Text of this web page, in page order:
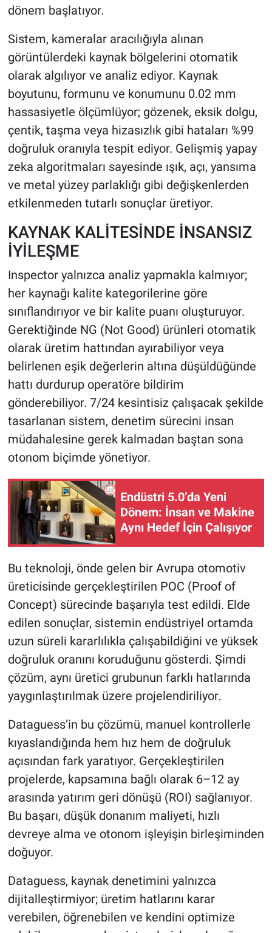
dönem başlatıyor.
Sistem, kameralar aracılığıyla alınan
görüntülerdeki kaynak bölgelerini otomatik
olarak algılıyor ve analiz ediyor. Kaynak
boyutunu, formunu ve konumunu 0.02 mm
hassasiyetle ölçümlüyor; gözenek, eksik dolgu,
çentik, taşma veya hizasızlık gibi hataları %99
doğruluk oranıyla tespit ediyor. Gelişmiş yapay
zeka algoritmaları sayesinde ışık, açı, yansıma
ve metal yüzey parlaklığı gibi değişkenlerden
etkilenmeden tutarlı sonuçlar üretiyor.
KAYNAK KALİTESİNDE İNSANSIZ
İYİLEŞME
Inspector yalnızca analiz yapmakla kalmıyor;
her kaynağı kalite kategorilerine göre
sınıflandırıyor ve bir kalite puanı oluşturuyor.
Gerektiğinde NG (Not Good) ürünleri otomatik
olarak üretim hattından ayırabiliyor veya
belirlenen eşik değerlerin altına düşüldüğünde
hattı durdurup operatöre bildirim
gönderebiliyor. 7/24 kesintisiz çalışacak şekilde
tasarlanan sistem, denetim sürecini insan
müdahalesine gerek kalmadan baştan sona
otonom biçimde yönetiyor.
Endüstri 5.0’da Yeni
Dönem: İnsan ve Makine
Aynı Hedef İçin Çalışıyor
Bu teknoloji, önde gelen bir Avrupa otomotiv
üreticisinde gerçekleştirilen POC (Proof of
Concept) sürecinde başarıyla test edildi. Elde
edilen sonuçlar, sistemin endüstriyel ortamda
uzun süreli kararlılıkla çalışabildiğini ve yüksek
doğruluk oranını koruduğunu gösterdi. Şimdi
çözüm, aynı üretici grubunun farklı hatlarında
yaygınlaştırılmak üzere projelendiriliyor.
Dataguess’in bu çözümü, manuel kontrollerle
kıyaslandığında hem hız hem de doğruluk
açısından fark yaratıyor. Gerçekleştirilen
projelerde, kapsamına bağlı olarak 6–12 ay
arasında yatırım geri dönüşü (ROI) sağlanıyor.
Bu başarı, düşük donanım maliyeti, hızlı
devreye alma ve otonom işleyişin birleşiminden
doğuyor.
Dataguess, kaynak denetimini yalnızca
dijitalleştirmiyor; üretim hatlarını karar
verebilen, öğrenebilen ve kendini optimize